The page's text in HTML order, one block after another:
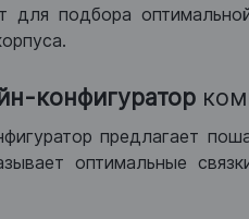
для подбора
конфигуратор
предлагает
оптимальные